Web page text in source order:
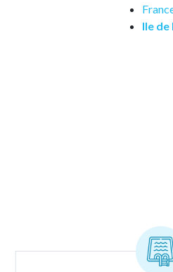
Ile de